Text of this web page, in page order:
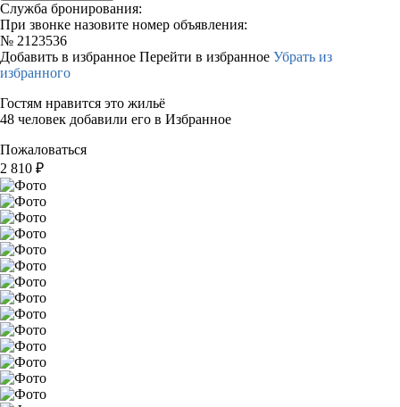
Служба бронирования:
При звонке назовите номер объявления:
№ 2123536
Добавить в избранное Перейти в избранное Убрать из
избранного
Гостям нравится это жильё
48 человек добавили его в Избранное
Пожаловаться
2 810 ₽